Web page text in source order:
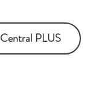
Central PLUS